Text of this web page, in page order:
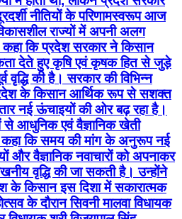
नीतियों के परिणामस्वरूप आज
राज्यों में अपनी अलग
कि प्रदेश सरकार ने किसान
देते हुए कृषि एवं कृषक हित से जुड़े
वृद्धि की है। सरकार की विभिन्न
के किसान आर्थिक रूप से सशक्त
नई ऊंचाइयों की ओर बढ़ रहा है।
से आधुनिक एवं वैज्ञानिक खेती
कहा कि समय की मांग के अनुरूप नई
और वैज्ञानिक नवाचारों को अपनाकर
वृद्धि की जा सकती है। उन्होंने
के किसान इस दिशा में सकारात्मक
के दौरान सिवनी मालवा विधायक